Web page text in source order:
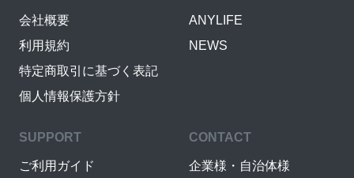
会社概要
利用規約
特定商取引に基づく表記
個人情報保護方針
ANYLIFE
NEWS
SUPPORT
ご利用ガイド
CONTACT
企業様・自治体様